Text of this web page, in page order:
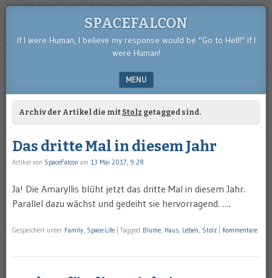
SPACEFALCON
If I were Human, I believe my response would be "Go to Hell!" If I
were Human!
MENU
SKIP TO CONTENT
Archiv der Artikel die mit Stolz getagged sind.
Das dritte Mal in diesem Jahr
Artikel von SpaceFalcon am 13 Mai 2017, 9:28
Ja! Die Amaryllis blüht jetzt das dritte Mal in diesem Jahr.
Parallel dazu wächst und gedeiht sie hervorragend. ….
Gespeichert unter Family, Space-Life Tagged Blume, Haus, Leben, Stolz Kommentare